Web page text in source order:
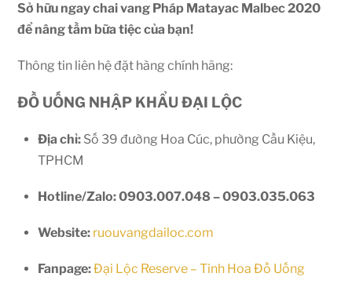
Sở hữu ngay chai vang Pháp Matayac Malbec 2020
để nâng tầm bữa tiệc của bạn!
Thông tin liên hệ đặt hàng chính hãng:
ĐỒ UỐNG NHẬP KHẨU ĐẠI LỘC
Địa chỉ: Số 39 đường Hoa Cúc, phường Cầu Kiệu,
TPHCM
Hotline/Zalo:0903.007.048 – 0903.035.063
Website: ruouvangdailoc.com
Fanpage:Đại Lộc Reserve – Tinh Hoa Đồ Uống